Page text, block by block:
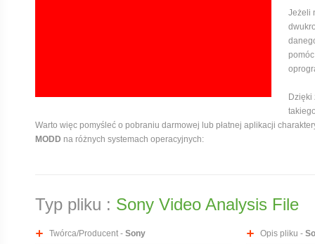
Jeżeli
Warto więc pomyśleć o pobraniu darmowej lub płatnej aplikacji
MODD na różnych systemach operacyjnych:
Typ pliku : Sony Video Analysis File
Twórca/Producent - Sony Opis pliku -